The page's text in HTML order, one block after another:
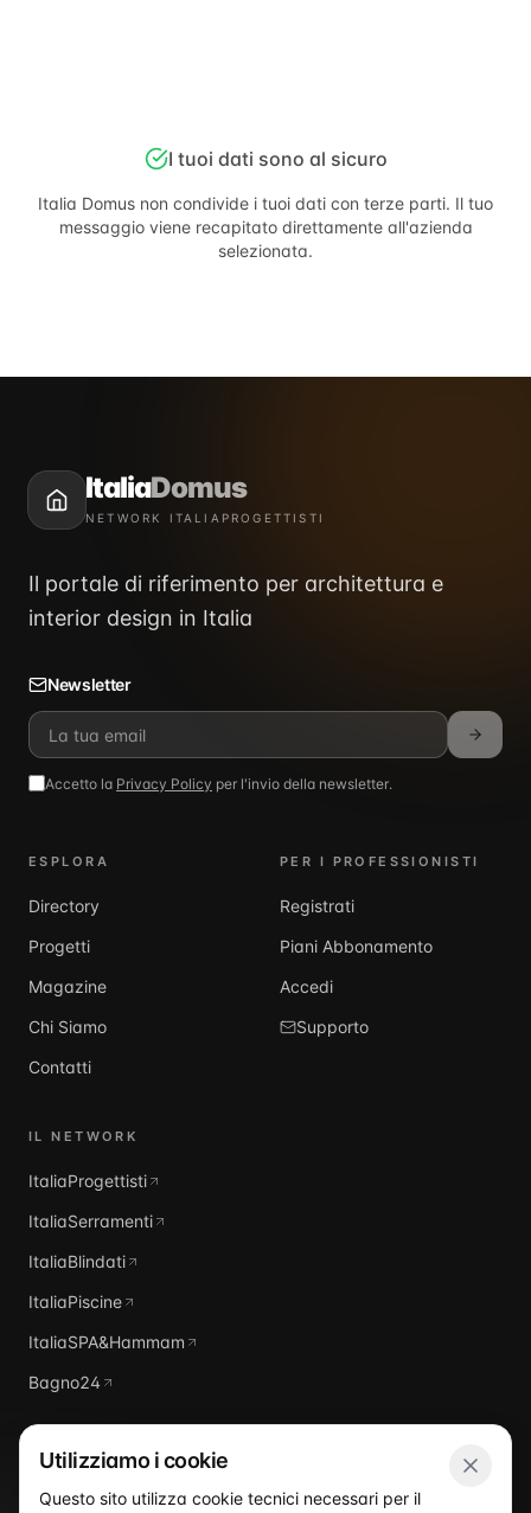
I tuoi dati sono al sicuro
Italia Domus non condivide i tuoi dati con terze parti. Il tuo
messaggio viene recapitato direttamente all'azienda
selezionata.
ItaliaDomus
NETWORK ITALIAPROGETTISTI
Il portale di riferimento per architettura e
interior design in Italia
Newsletter
Accetto la Privacy Policy per l'invio della newsletter.
ESPLORA
Directory
Progetti
Magazine
Chi Siamo
Contatti
PER I PROFESSIONISTI
Registrati
Piani Abbonamento
Accedi
Supporto
IL NETWORK
ItaliaProgettisti
ItaliaSerramenti
ItaliaBlindati
ItaliaPiscine
ItaliaSPA&Hammam
Bagno24
Utilizziamo i cookie
Questo sito utilizza cookie tecnici necessari per il